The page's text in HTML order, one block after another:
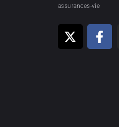
assurances-vie